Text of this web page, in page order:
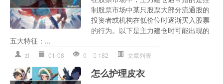
制股票市场中某只股票大部分流通股的
投资者或机构在低价位时逐渐买入股票
的行为。以下是主力建仓时可能出现的
五大特征：...
zl 01-08 0 182 文章列表
怎么护理皮衣